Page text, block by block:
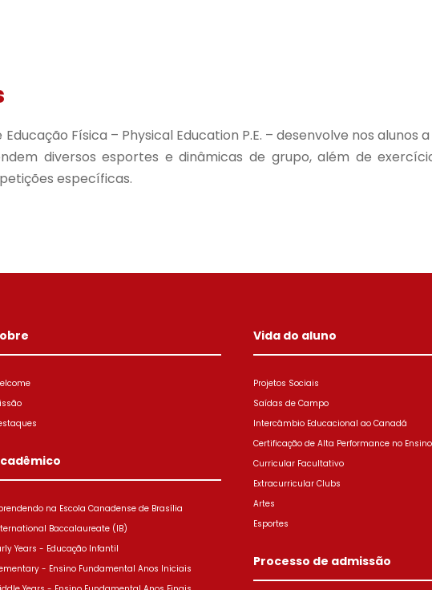
Física – Physical Education P.E. – desenvolve nos
diversos esportes e dinâmicas de grupo, além de
específicas.
na Escola Canadense de Brasília
Baccalaureate (IB)
Years - Educação Infantil
- Ensino Fundamental Anos Iniciais
Vida do aluno
Projetos Sociais
Saídas de Campo
Intercâmbio Educacional ao Canadá
Certificação de Alta Performance no
Curricular Facultativo
Extracurricular Clubs
Artes
Esportes
Processo de admissão